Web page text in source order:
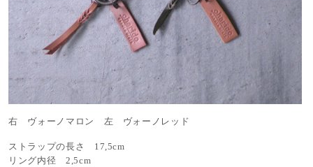
右 ヴォーノマロン 左 ヴォーノレッド
ストラップの長さ 17,5cm
リング内径 2,5cm